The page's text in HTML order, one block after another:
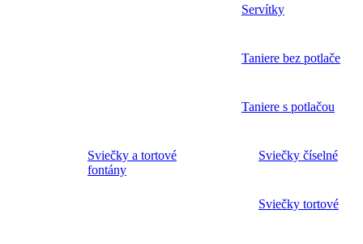
Servítky
Taniere bez potlače
Taniere s potlačou
Sviečky a tortové
fontány
Sviečky číselné
Sviečky tortové